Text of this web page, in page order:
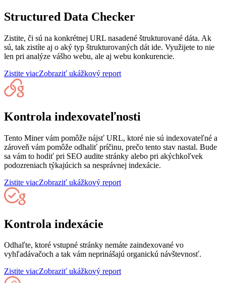
Structured Data Checker
Zistite, či sú na konkrétnej URL nasadené štrukturované dáta. Ak
sú, tak zistíte aj o aký typ štrukturovaných dát ide. Využijete to nie
len pri analýze vášho webu, ale aj webu konkurencie.
Zistite viacZobraziť ukážkový report
Kontrola indexovateľnosti
Tento Miner vám pomôže nájsť URL, ktoré nie sú indexovateľné a
zároveň vám pomôže odhaliť príčinu, prečo tento stav nastal. Bude
sa vám to hodiť pri SEO audite stránky alebo pri akýchkoľvek
podozreniach týkajúcich sa nesprávnej indexácie.
Zistite viacZobraziť ukážkový report
Kontrola indexácie
Odhaľte, ktoré vstupné stránky nemáte zaindexované vo
vyhľadávačoch a tak vám neprinášajú organickú návštevnosť.
Zistite viacZobraziť ukážkový report